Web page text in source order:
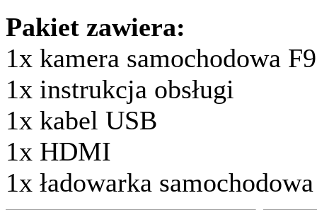
Pakiet zawiera:
1x kamera samochodowa
1x instrukcja obsługi
1x kabel USB
1x HDMI
1x ładowarka samochodowa